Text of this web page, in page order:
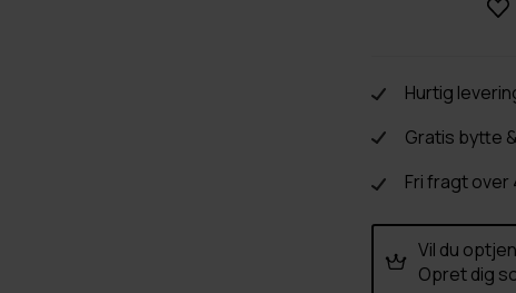
Hurtig
Gratis bytte
Fri fragt
Vil du
Opret dig